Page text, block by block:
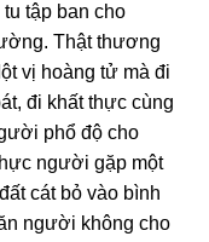
tập ban cho
Thật thương
vị hoàng tử mà đi
đi khất thực cùng
phổ độ cho
người gặp một
cát bỏ vào bình
người không cho